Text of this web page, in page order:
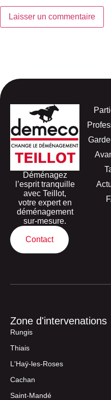
Déménagez
l’esprit tranquille
avec Teillot,
votre expert en
déménagement
sur-mesure.
Contact
Zone d'intervenations
Rungis
Thiais
L'Haÿ-les-Roses
Cachan
Saint-Mandé